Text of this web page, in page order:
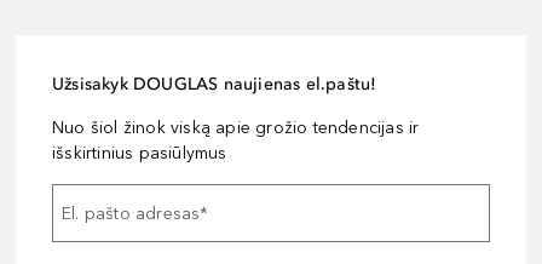
Užsisakyk DOUGLAS naujienas el.paštu!
Nuo šiol žinok viską apie grožio tendencijas ir
išskirtinius pasiūlymus
El. pašto adresas*